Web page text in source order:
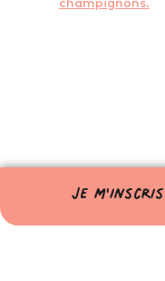
champignons.
Je